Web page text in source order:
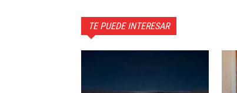
TE PUEDE INTERESAR